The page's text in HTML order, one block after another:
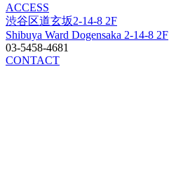
ACCESS
渋谷区道玄坂2-14-8 2F
Shibuya Ward Dogensaka 2-14-8 2F
03-5458-4681
CONTACT